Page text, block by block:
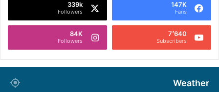
147K
Fans
339k
Followers
7٬640
Subscribers
84K
Followers
Weather